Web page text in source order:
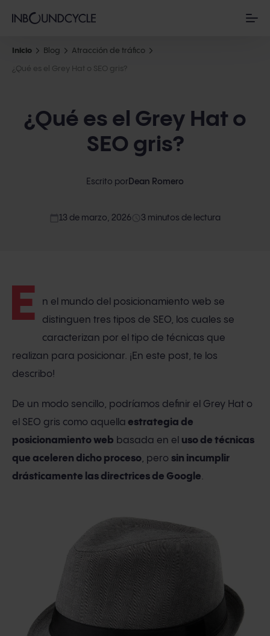
Inicio Blog Atracción de tráfico
¿Qué es el Grey Hat o SEO gris?
¿Qué es el Grey Hat o
SEO gris?
Escrito por Dean Romero
3 minutos de lectura
13 de marzo, 2026
E
n el mundo del posicionamiento web se
distinguen tres tipos de SEO, los cuales se
caracterizan por el tipo de técnicas que
realizan para posicionar. ¡En este post, te los
describo!
De un modo sencillo, podríamos definir el Grey Hat o
el SEO gris como aquella estrategia de
posicionamiento web basada en el uso de técnicas
que aceleren dicho proceso, pero sin incumplir
drásticamente las directrices de Google.